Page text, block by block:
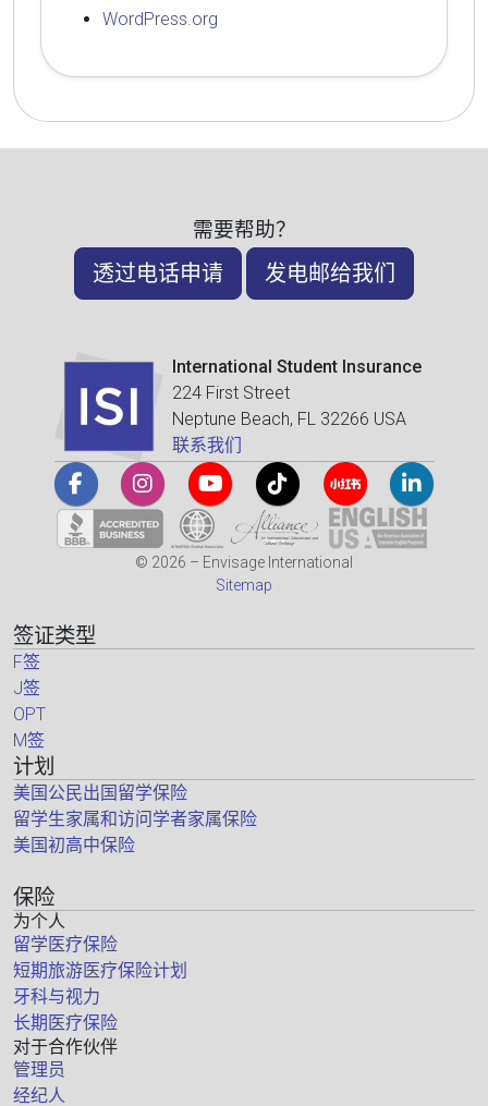
WordPress.org
需要帮助？
透过电话申请 发电邮给我们
International Student Insurance
224 First Street
Neptune Beach, FL 32266 USA
联系我们
© 2026 – Envisage International
Sitemap
签证类型
F签
J签
OPT
M签
计划
美国公民出国留学保险
留学生家属和访问学者家属保险
美国初高中保险
保险
为个人
留学医疗保险
短期旅游医疗保险计划
牙科与视力
长期医疗保险
对于合作伙伴
管理员
经纪人